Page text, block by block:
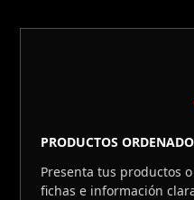
PRODUCTOS
Presenta tus productos
fichas e información